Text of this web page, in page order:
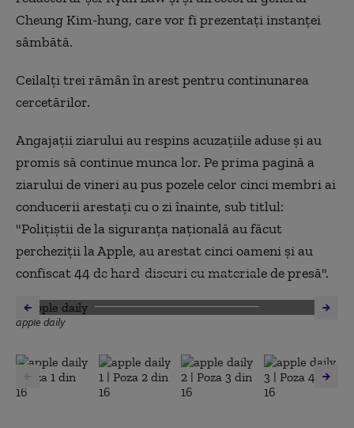
Cheung Kim-hung, care vor fi prezentați instanței
sâmbătă.
Ceilalți trei rămân în arest pentru continunarea
cercetărilor.
Angajații ziarului au respins acuzațiile aduse și au
promis să continue munca lor. Pe prima pagină a
ziarului de vineri au pus pozele celor cinci membri ai
conducerii arestați cu o zi înainte, sub titlul:
"Polițiștii de la siguranța națională au făcut
percheziții la Apple, au arestat cinci oameni și au
confiscat 44 de hard-discuri cu materiale de presă".
apple daily